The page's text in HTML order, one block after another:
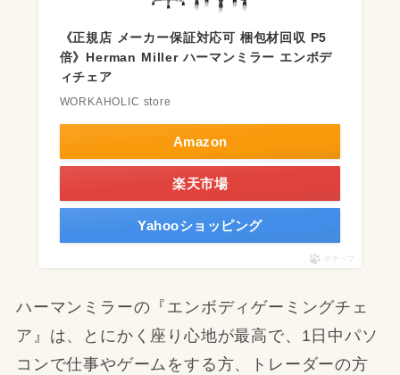
《正規店 メーカー保証対応可 梱包材回収 P5
倍》Herman Miller ハーマンミラー エンボデ
ィチェア
WORKAHOLIC store
Amazon
楽天市場
Yahooショッピング
ポチップ
ハーマンミラーの『エンボディゲーミングチェ
ア』は、とにかく座り心地が最高で、1日中パソ
コンで仕事やゲームをする方、トレーダーの方